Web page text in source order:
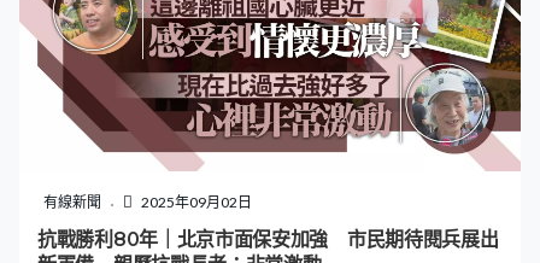
有線新聞 2025年09月02日
抗戰勝利80年｜北京市面保安加強 市民期待閱兵展出